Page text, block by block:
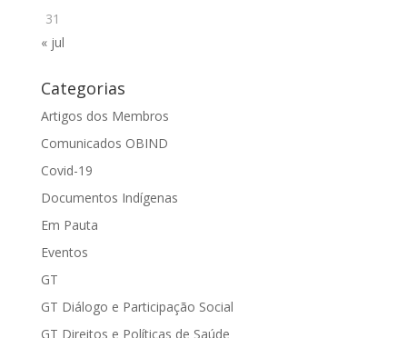
31
« jul
Categorias
Artigos dos Membros
Comunicados OBIND
Covid-19
Documentos Indígenas
Em Pauta
Eventos
GT
GT Diálogo e Participação Social
GT Direitos e Políticas de Saúde